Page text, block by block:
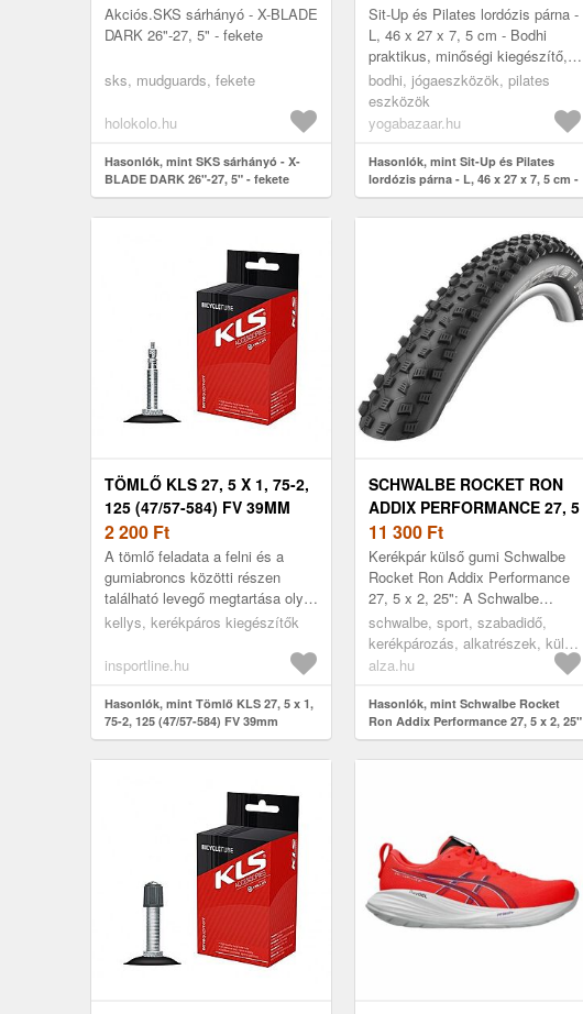
Akciós.SKS sárhányó - X-BLADE
DARK 26"-27, 5" - fekete
sks, mudguards, fekete
holokolo.hu
Hasonlók, mint SKS sárhányó - X-
BLADE DARK 26"-27, 5" - fekete
Sit-Up és Pilates lordózis párna -
L, 46 x 27 x 7, 5 cm - Bodhi
praktikus, minőségi kiegészítő,
amely jól támogatja a jóga- vagy
pilates gyakorlást...
bodhi, jógaeszközök, pilates
eszközök
yogabazaar.hu
Hasonlók, mint Sit-Up és Pilates
lordózis párna - L, 46 x 27 x 7, 5 cm -
Bodhi
TÖMLŐ KLS 27, 5 X 1, 75-2,
125 (47/57-584) FV 39MM
2 200 Ft
A tömlő feladata a felni és a
gumiabroncs közötti részen
található levegő megtartása oly
módon, hogy biztos, mégis
biztosítson...
kellys, kerékpáros kiegészítők
insportline.hu
Hasonlók, mint Tömlő KLS 27, 5 x 1,
75-2, 125 (47/57-584) FV 39mm
SCHWALBE ROCKET RON
ADDIX PERFORMANCE 27, 5
X 2, 25"
11 300 Ft
Kerékpár külső gumi Schwalbe
Rocket Ron Addix Performance
27, 5 x 2, 25": A Schwalbe
Rocket Ron Addix Performance
egy 27, 5 x 2, 25" méretű
mountai...
schwalbe, sport, szabadidő,
kerékpározás, alkatrészek, külső
gumik
alza.hu
Hasonlók, mint Schwalbe Rocket
Ron Addix Performance 27, 5 x 2, 25"